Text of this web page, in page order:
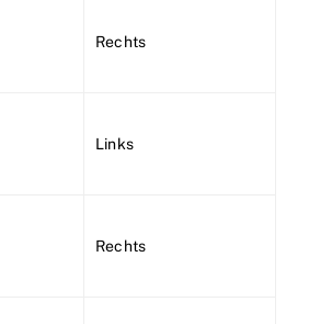
Rechts
Links
Rechts